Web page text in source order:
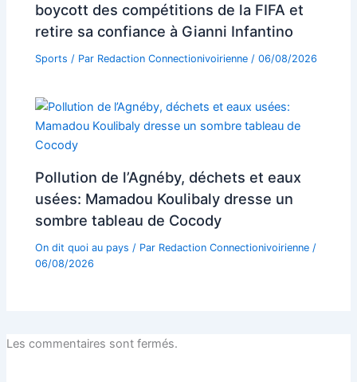
boycott des compétitions de la FIFA et
retire sa confiance à Gianni Infantino
Sports / Par Redaction Connectionivoirienne/06/08/2026
Pollution de l’Agnéby, déchets et eaux
usées: Mamadou Koulibaly dresse un
sombre tableau de Cocody
On dit quoi au pays / Par Redaction Connectionivoirienne /
06/08/2026
Les commentaires sont fermés.